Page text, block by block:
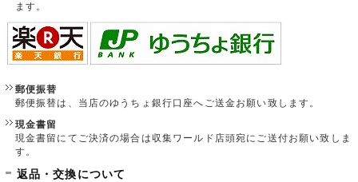
ます。
郵便振替
郵便振替は、当店のゆうちょ銀行口座へご送金お願い致します。
現金書留
現金書留にてご決済の場合は収集ワールド店頭宛にご送付お願い致しま
す。
返品・交換について